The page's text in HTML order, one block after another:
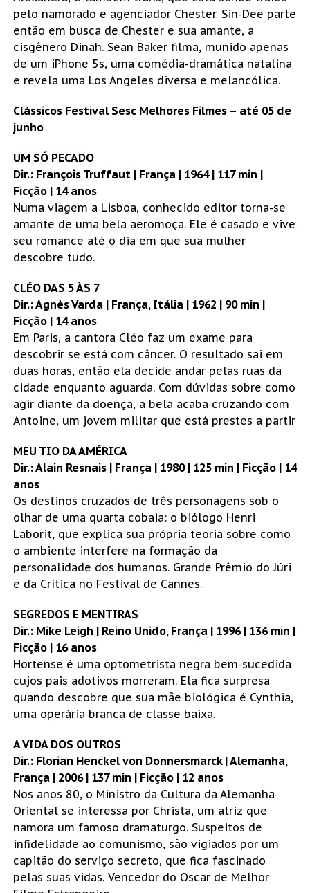
pelo namorado e agenciador Chester. Sin-Dee parte
então em busca de Chester e sua amante, a
cisgênero Dinah. Sean Baker filma, munido apenas
de um iPhone 5s, uma comédia-dramática natalina
e revela uma Los Angeles diversa e melancólica.
Clássicos Festival Sesc Melhores Filmes – até 05 de
junho
UM SÓ PECADO
Dir.: François Truffaut | França | 1964 | 117 min |
Ficção | 14 anos
Numa viagem a Lisboa, conhecido editor torna-se
amante de uma bela aeromoça. Ele é casado e vive
seu romance até o dia em que sua mulher
descobre tudo.
CLÉO DAS 5 ÀS 7
Dir.: Agnès Varda | França, Itália | 1962 | 90 min |
Ficção | 14 anos
Em Paris, a cantora Cléo faz um exame para
descobrir se está com câncer. O resultado sai em
duas horas, então ela decide andar pelas ruas da
cidade enquanto aguarda. Com dúvidas sobre como
agir diante da doença, a bela acaba cruzando com
Antoine, um jovem militar que está prestes a partir
MEU TIO DA AMÉRICA
Dir.: Alain Resnais | França | 1980 | 125 min | Ficção | 14
anos
Os destinos cruzados de três personagens sob o
olhar de uma quarta cobaia: o biólogo Henri
Laborit, que explica sua própria teoria sobre como
o ambiente interfere na formação da
personalidade dos humanos. Grande Prêmio do Júri
e da Crítica no Festival de Cannes.
SEGREDOS E MENTIRAS
Dir.: Mike Leigh | Reino Unido, França | 1996 | 136 min |
Ficção | 16 anos
Hortense é uma optometrista negra bem-sucedida
cujos pais adotivos morreram. Ela fica surpresa
quando descobre que sua mãe biológica é Cynthia,
uma operária branca de classe baixa.
A VIDA DOS OUTROS
Dir.: Florian Henckel von Donnersmarck | Alemanha,
França | 2006 | 137 min | Ficção | 12 anos
Nos anos 80, o Ministro da Cultura da Alemanha
Oriental se interessa por Christa, um atriz que
namora um famoso dramaturgo. Suspeitos de
infidelidade ao comunismo, são vigiados por um
capitão do serviço secreto, que fica fascinado
pelas suas vidas. Vencedor do Oscar de Melhor